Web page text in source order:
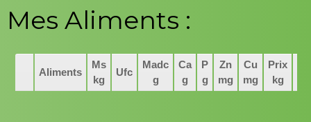
Mes Aliments :
Aliments
Ms
kg
Ufc
Madc
g
Ca
g
P
g
Zn
mg
Cu
mg
Prix
kg